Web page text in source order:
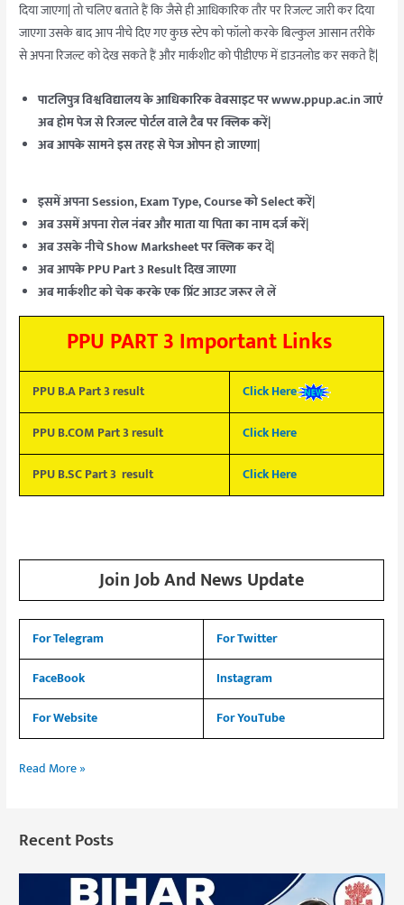
दिया जाएगा| तो चलिए बताते हैं कि जैसे ही आधिकारिक तौर पर रिजल्ट जारी कर दिया
जाएगा उसके बाद आप नीचे दिए गए कुछ स्टेप को फॉलो करके बिल्कुल आसान तरीके
से अपना रिजल्ट को देख सकते हैं और मार्कशीट को पीडीएफ में डाउनलोड कर सकते हैं|
पाटलिपुत्र विश्वविद्यालय के आधिकारिक वेबसाइट पर www.ppup.ac.in जाएं
अब होम पेज से रिजल्ट पोर्टल वाले टैब पर क्लिक करें|
अब आपके सामने इस तरह से पेज ओपन हो जाएगा|
इसमें अपना Session, Exam Type, Course को Select करें|
अब उसमें अपना रोल नंबर और माता या पिता का नाम दर्ज करें|
अब उसके नीचे Show Marksheet पर क्लिक कर दें|
अब आपके PPU Part 3 Result दिख जाएगा
अब मार्कशीट को चेक करके एक प्रिंट आउट जरूर ले लें
PPU PART 3 Important Links
PPU B.A Part 3 result Click Here
PPU B.COM Part 3 result Click Here
PPU B.SC Part 3 result Click Here
Join Job And News Update
For Telegram
For Twitter
FaceBook
Instagram
For Website
For YouTube
Read More »
Recent Posts